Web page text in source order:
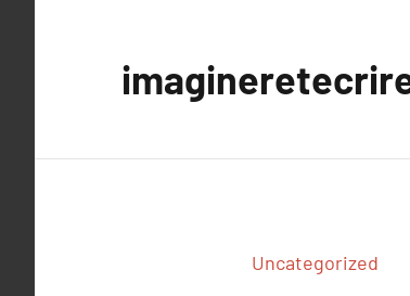
Uncategorized